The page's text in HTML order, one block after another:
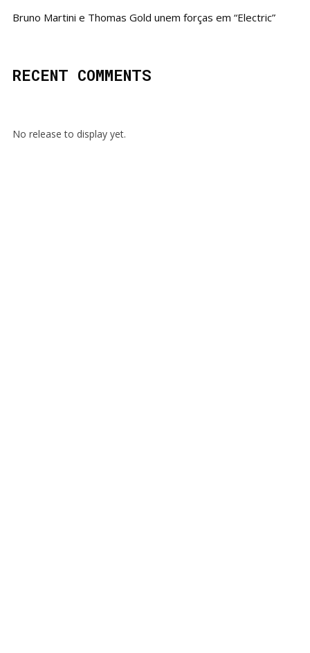
Bruno Martini e Thomas Gold unem forças em “Electric”
RECENT COMMENTS
No release to display yet.